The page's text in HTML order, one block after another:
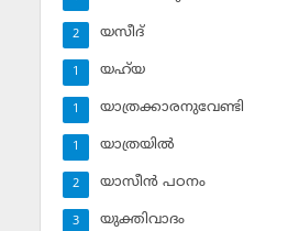
യസീദ്‌
2
യഹ്‌യ
1
യാത്രക്കാരനുവേണ്ടി
1
യാത്രയില്‍
1
യാസീന്‍ പഠനം
2
യുക്തിവാദം
3